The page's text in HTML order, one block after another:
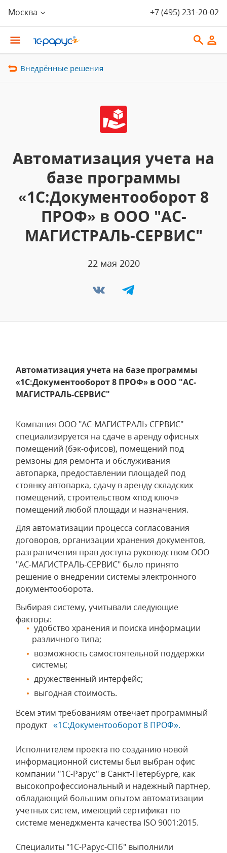
Москва +7 (495) 231-20-02
Внедрённые решения
Автоматизация учета на
базе программы
«1С:Документооборот 8
ПРОФ» в ООО "АС-
МАГИСТРАЛЬ-СЕРВИС"
22 мая 2020
Автоматизация учета на базе программы
«1С:Документооборот 8 ПРОФ» в ООО "АС-
МАГИСТРАЛЬ-СЕРВИС"
Компания ООО "АС-МАГИСТРАЛЬ-СЕРВИС"
специализируется на сдаче в аренду офисных
помещений (бэк-офисов), помещений под
ремзоны для ремонта и обслуживания
автопарка, предоставлении площадей под
стоянку автопарка, сдачу в аренду складских
помещений, строительством «под ключ»
помещений любой площади и назначения.
Для автоматизации процесса согласования
договоров, организации хранения документов,
разграничения прав доступа руководством ООО
"АС-МАГИСТРАЛЬ-СЕРВИС" было принято
решение о внедрении системы электронного
документооборота.
Выбирая систему, учитывали следующие
факторы:
удобство хранения и поиска информации
различного типа;
возможность самостоятельной поддержки
системы;
дружественный интерфейс;
выгодная стоимость.
Всем этим требованиям отвечает программный
продукт «1С:Документооборот 8 ПРОФ».
Исполнителем проекта по созданию новой
информационной системы был выбран офис
компании "1С-Рарус" в Санкт-Петербурге, как
высокопрофессиональный и надежный партнер,
обладающий большим опытом автоматизации
учетных систем, имеющий сертификат по
системе менеджмента качества ISO 9001:2015.
Специалиты "1С-Рарус-СПб" выполнили